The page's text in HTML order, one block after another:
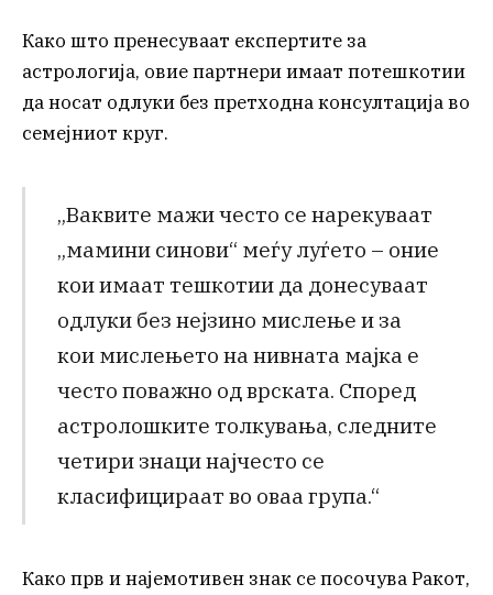
Како што пренесуваат експертите за
астрологија, овие партнери имаат потешкотии
да носат одлуки без претходна консултација во
семејниот круг.
„Ваквите мажи често се нарекуваат
„мамини синови“ меѓу луѓето – оние
кои имаат тешкотии да донесуваат
одлуки без нејзино мислење и за
кои мислењето на нивната мајка е
често поважно од врската. Според
астролошките толкувања, следните
четири знаци најчесто се
класифицираат во оваа група.“
Како прв и најемотивен знак се посочува Ракот,